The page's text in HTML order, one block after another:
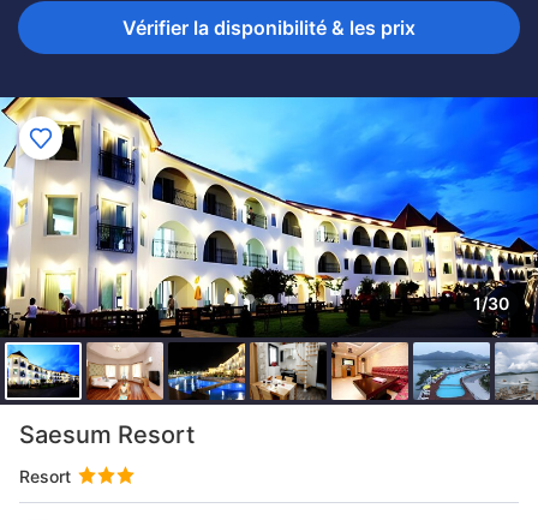
Vérifier la disponibilité & les prix
1/30
Saesum Resort
Resort